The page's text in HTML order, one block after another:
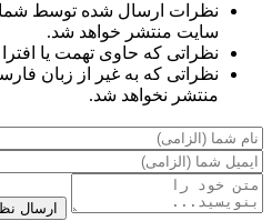
نظرات ارسال شده توسط
سایت منتشر خواهد شد.
نظراتی که حاوی تهمت یا
نظراتی که به غیر از زبان
منتشر نخواهد شد.
ارسال